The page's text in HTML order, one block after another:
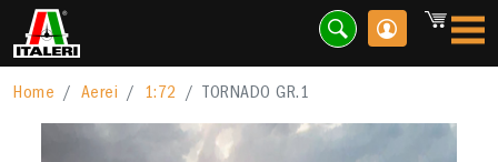
Home Aerei 1:72 TORNADO GR.1